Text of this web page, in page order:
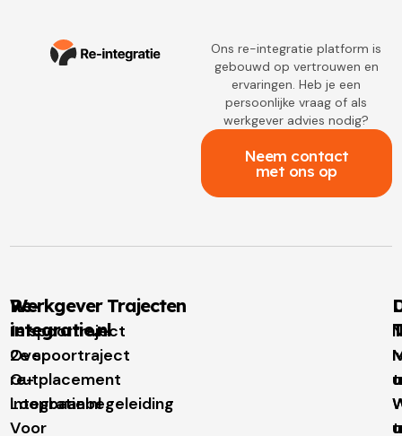
Ons re-integratie platform is
gebouwd op vertrouwen en
ervaringen. Heb je een
persoonlijke vraag of als
werkgever advies nodig?
Neem contact
met ons op
Re-
integratie.nl
Over
re-
integratie.nl
Voor
Werkgever Trajecten
1e spoortraject
2e spoortraject
Outplacement
Loopbaanbegeleiding